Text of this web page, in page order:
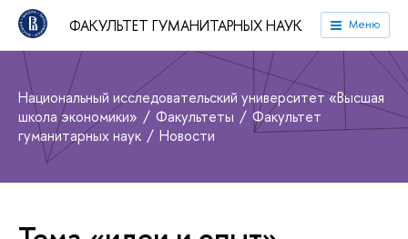
ФАКУЛЬТЕТ ГУМАНИТАРНЫХ НАУК Меню
Национальный исследовательский университет «Высшая
школа экономики»
Факультеты
Факультет
гуманитарных наук
Новости